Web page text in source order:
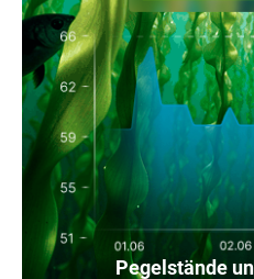
Pegelstände